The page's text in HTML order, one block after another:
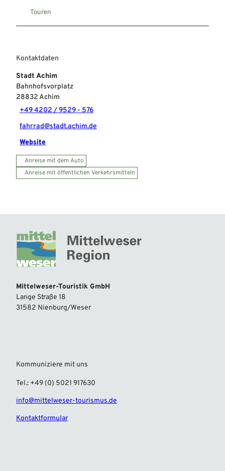
Touren
Kontaktdaten
Stadt Achim
Bahnhofsvorplatz
28832Achim
+49 4202 / 9529 - 576
fahrrad@stadt.achim.de
Website
Anreise mit dem Auto
Anreise mit öffentlichen Verkehrsmitteln
Mittelweser-Touristik GmbH
Lange Straße 18
31582 Nienburg/Weser
Kommuniziere mit uns
Tel.: +49 (0) 5021 917630
info@mittelweser-tourismus.de
Kontaktformular